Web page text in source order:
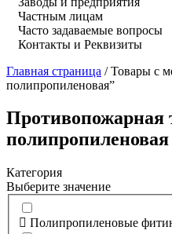
Частным лицам
Часто задаваемые вопросы
Контакты и Реквизиты
Главная страница /Товары с
полипропиленовая”
Противопожарная
полипропиленовая
Категория
Выберите значение
Полипропиленовые